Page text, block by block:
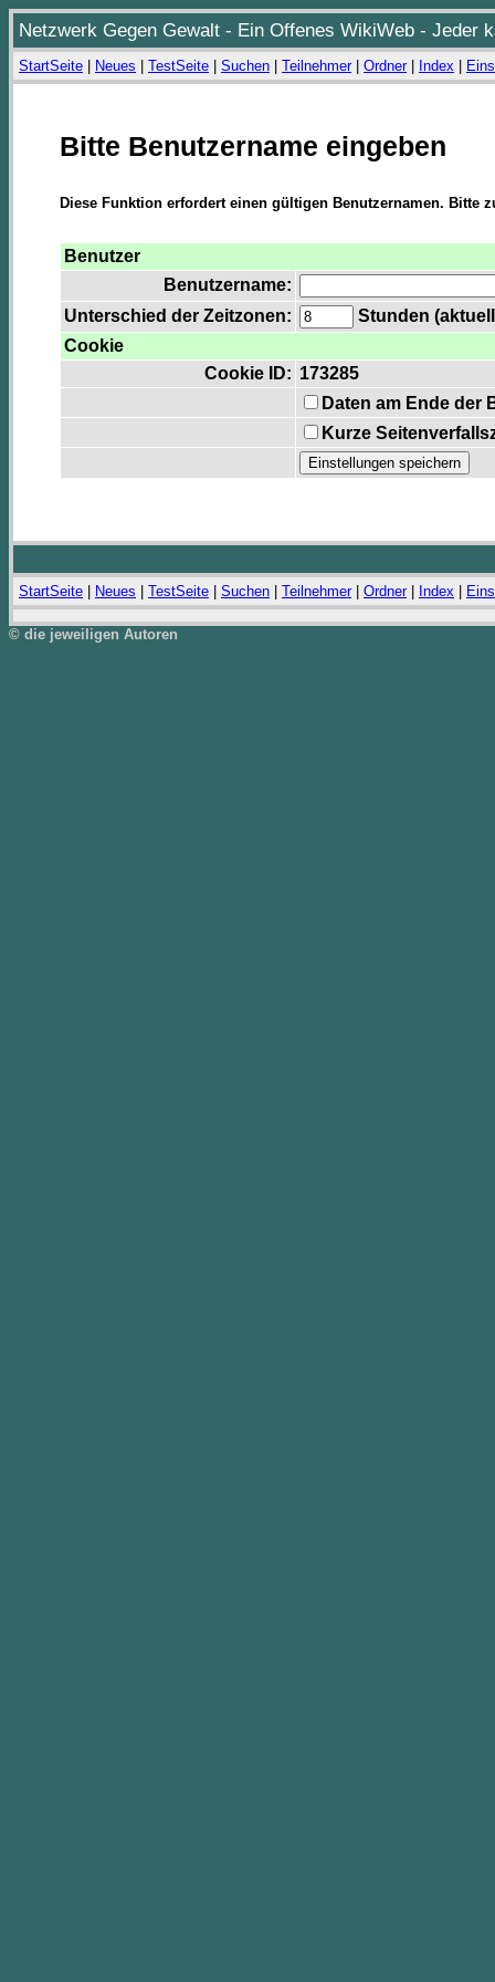
Netzwerk Gegen Gewalt - Ein Offenes WikiWeb - Jeder
StartSeite Neues TestSeite Suchen Teilnehmer| Ordner| Index
Bitte Benutzername eingeben
Diese Funktion erfordert einen gültigen Benutzernamen. Bitte
Benutzer
Benutzername:
Unterschied der Zeitzonen:
Stunden
Cookie
Cookie ID: 173285
Daten am Ende der
Kurze
StartSeite Neues TestSeite Suchen Teilnehmer| Ordner| Index
© die jeweiligen Autoren